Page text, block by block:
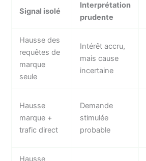
Signal isolé
Interprétation
prudente
Hausse des
requêtes de
marque
seule
Intérêt accru,
mais cause
incertaine
Hausse
marque +
trafic direct
Demande
stimulée
probable
Hausse